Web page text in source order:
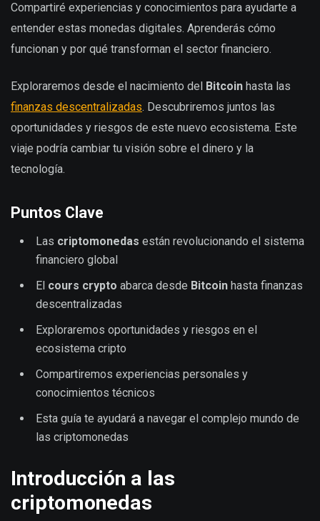
Compartiré experiencias y conocimientos para ayudarte a
entender estas monedas digitales. Aprenderás cómo
funcionan y por qué transforman el sector financiero.
Exploraremos desde el nacimiento del Bitcoin hasta las
finanzas descentralizadas. Descubriremos juntos las
oportunidades y riesgos de este nuevo ecosistema. Este
viaje podría cambiar tu visión sobre el dinero y la
tecnología.
Puntos Clave
Las criptomonedas están revolucionando el sistema
financiero global
El cours crypto abarca desde Bitcoin hasta finanzas
descentralizadas
Exploraremos oportunidades y riesgos en el
ecosistema cripto
Compartiremos experiencias personales y
conocimientos técnicos
Esta guía te ayudará a navegar el complejo mundo de
las criptomonedas
Introducción a las
criptomonedas